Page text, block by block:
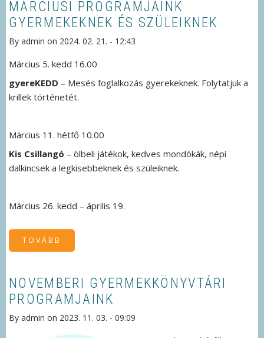
MÁRCIUSI PROGRAMJAINK
GYERMEKEKNEK ÉS SZÜLEIKNEK
By admin on 2024. 02. 21. - 12:43
Március 5. kedd 16.00
gyereKEDD – Mesés foglalkozás gyerekeknek. Folytatjuk a
krillek történetét.
Március 11. hétfő 10.00
Kis Csillangó – ölbeli játékok, kedves mondókák, népi
dalkincsek a legkisebbeknek és szüleiknek.
Március 26. kedd – április 19.
TOVÁBB
PROGRAMJAINK
GYERMEKEKNEK
NOVEMBERI GYERMEKKÖNYVTÁRI
PROGRAMJAINK
By admin on 2023. 11. 03. - 09:09